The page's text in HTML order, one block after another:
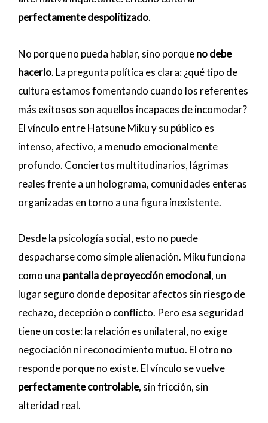
perfectamente despolitizado.
No porque no pueda hablar, sino porqueno debe
hacerlo. La pregunta política es clara: ¿qué tipo de
cultura estamos fomentando cuando los referentes
más exitosos son aquellos incapaces de incomodar?
El vínculo entre Hatsune Miku y su público es
intenso, afectivo, a menudo emocionalmente
profundo. Conciertos multitudinarios, lágrimas
reales frente a un holograma, comunidades enteras
organizadas en torno a una figura inexistente.
Desde la psicología social, esto no puede
despacharse como simple alienación. Miku funciona
como una pantalla de proyección emocional, un
lugar seguro donde depositar afectos sin riesgo de
rechazo, decepción o conflicto. Pero esa seguridad
tiene un coste: la relación es unilateral, no exige
negociación ni reconocimiento mutuo. El otro no
responde porque no existe. El vínculo se vuelve
perfectamente controlable, sin fricción, sin
alteridad real.